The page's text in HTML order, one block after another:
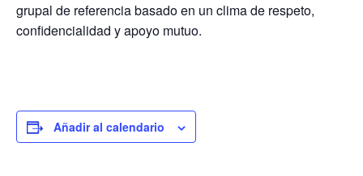
grupal de referencia basado en un clima de respeto,
confidencialidad y apoyo mutuo.
Añadir al calendario